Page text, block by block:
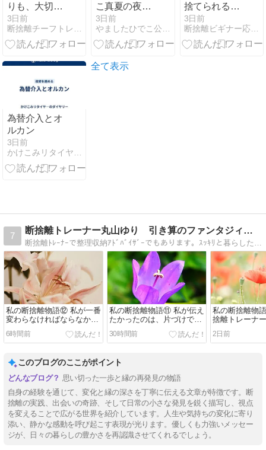
りも、大切に
したいこと
3日前
断捨離チーフトレーナー小林理恵のブログ
こ真夏の夜の
断捨離大感謝
祭
3日前
やましたひでこ公認断捨離トレーナーたかはしよしこ
捨てられるや
ないの！（断
捨離ひとまわ
り）
3日前
断捨離ビギナー応援団＊小林ふみこのブログ
為替介入とオ
ルカン
3日前
かけこみリタイヤ―のダイヤリー
全て表示
7
断捨離トレーナー丸山ゆり 引き算のファンタジィ断捨離
断捨離ﾄﾚｰﾅｰで整理収納ｱﾄﾞﾊﾞｲｻﾞｰでもあります。ｽｯｷﾘと暮らしたいとお考えなら私に、家中にﾓﾉをｷﾞﾁｷﾞﾁに詰込みたいなら他の方に相談して下さい。
私の断捨離物語⑫ 私が一番
変わらなければならなかっ
たこと
6時間前
私の断捨離物語⑪ 私が伝え
たかったのは、片づけでは
ありませんでした
30時間前
私の断捨離物
捨離トレーナ
理由
2日前
このブログのここがポイント
思い切った一歩と縁の再発見の物語
自身の経験を通じて、変化と縁の深さを丁寧に伝える文章が特徴です。断
捨離の実践、出会いの奇跡、そして日常の小さな発見を鋭く描写し、視点
を変えることで広がる世界を紹介しています。人生や気持ちの変化に寄り
添い、静かな感動を呼び起こす表現が光ります。優しくも力強いメッセー
ジが、日々の暮らしの豊かさを再認識させてくれるでしょう。